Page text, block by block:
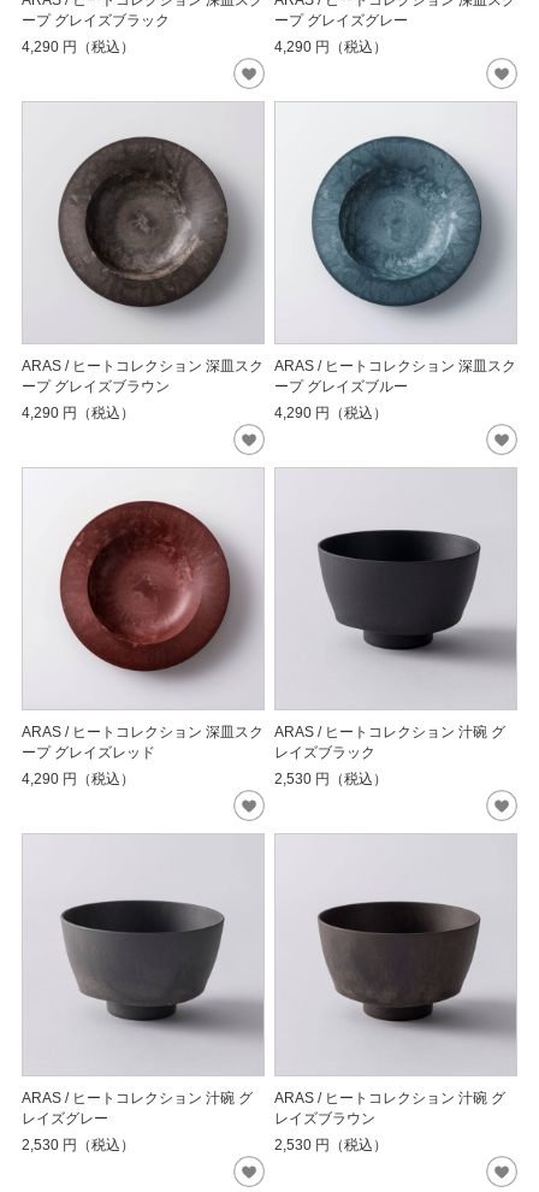
ープ グレイズブラック
4,290 円（税込）
ープ グレイズグレー
4,290 円（税込）
ARAS / ヒートコレクション 深皿スク
ープ グレイズブラウン
4,290 円（税込）
ARAS / ヒートコレクション 深皿スク
ープ グレイズブルー
4,290 円（税込）
ARAS / ヒートコレクション 深皿スク
ープ グレイズレッド
4,290 円（税込）
ARAS / ヒートコレクション 汁碗 グ
レイズブラック
2,530 円（税込）
ARAS / ヒートコレクション 汁碗 グ
レイズグレー
2,530 円（税込）
ARAS / ヒートコレクション 汁碗 グ
レイズブラウン
2,530 円（税込）